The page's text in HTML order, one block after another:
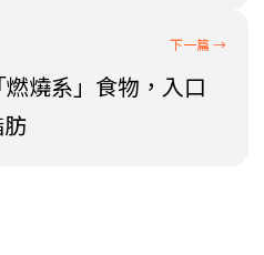
燒系」食物，入口